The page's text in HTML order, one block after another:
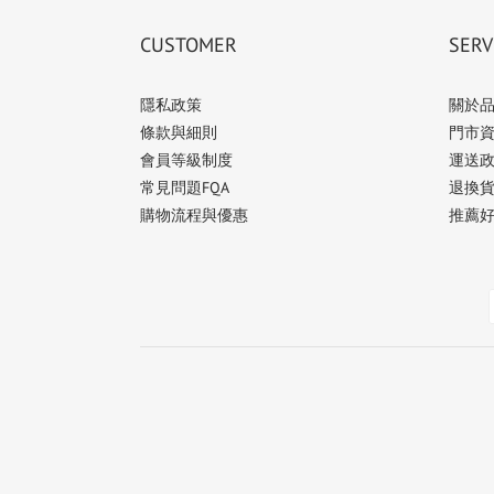
CUSTOMER
隱私政策
條款與細則
會員等級制度
常見問題FQA
購物流程與優惠
關於
門市
運送
退換
推薦